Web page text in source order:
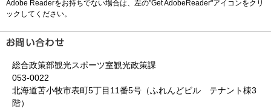
Adobe Readerをお持ちでない場合は、左の"Get AdobeReader"アイコンをクリ
ックしてください。
総合政策部観光スポーツ室観光政策課
053-0022
北海道苫小牧市表町5丁目11番5号（ふれんどビル テナント棟3
階）